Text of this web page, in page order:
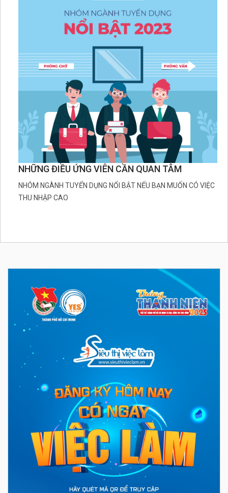
NHỮNG ĐIỀU ỨNG VIÊN CẦN QUAN TÂM
NHÓM NGÀNH TUYỂN DỤNG NỔI BẬT NẾU BẠN MUỐN CÓ VIỆC
THU NHẬP CAO